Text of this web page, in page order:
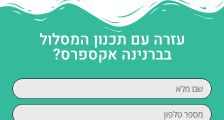
עזרה עם תכנון המסלול
בברנינה אקספרס?